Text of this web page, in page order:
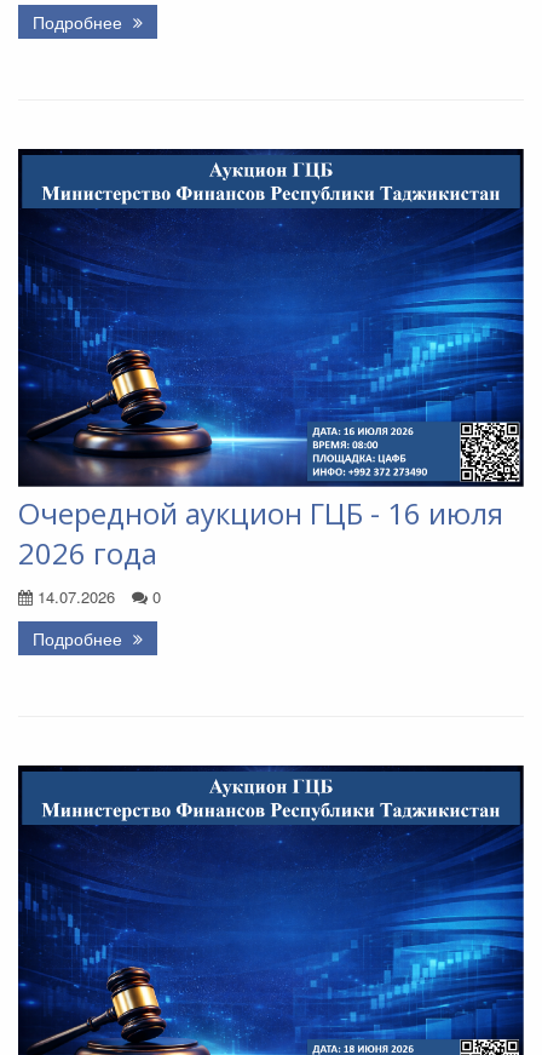
Подробнее
Очередной аукцион ГЦБ - 16 июля
2026 года
14.07.2026 0
Подробнее